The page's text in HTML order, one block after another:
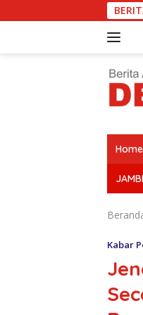
ke
Sesuai SOP, Sugeng:
Home
JAMBI
Kabar